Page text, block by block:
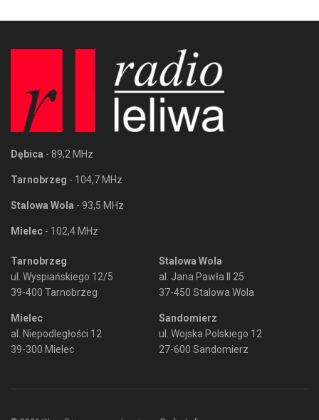
Dębica - 89,2 MHz
Tarnobrzeg - 104,7 MHz
Stalowa Wola - 93,5 MHz
Mielec - 102,4 MHz
Tarnobrzeg
ul. Wyspiańskiego 12/5
39-400 Tarnobrzeg
Mielec
al. Niepodległości 12
39-300 Mielec
Stalowa Wola
al. Jana Pawła II 25
37-450 Stalowa Wola
Sandomierz
ul. Wojska Polskiego 12
27-600 Sandomierz